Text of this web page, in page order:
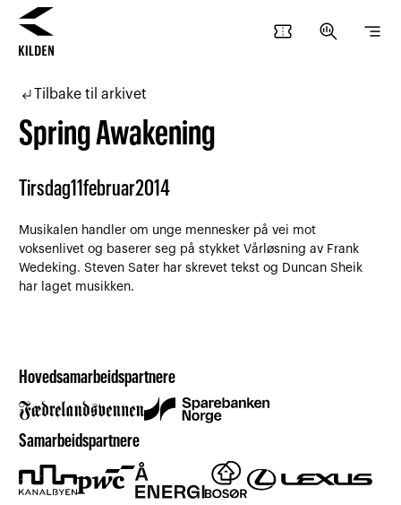
confirmation_number search_insights segment
subdirectory_arrow_leftTilbake til arkivet
Spring Awakening
Tirsdag11februar2014
Musikalen handler om unge mennesker på vei mot
voksenlivet og baserer seg på stykket Vårløsning av Frank
Wedeking. Steven Sater har skrevet tekst og Duncan Sheik
har laget musikken.
Hovedsamarbeidspartnere
Samarbeidspartnere